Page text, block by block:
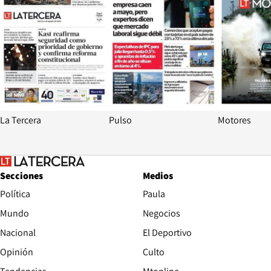
La Tercera Pulso Motores
Secciones
Política
Mundo
Nacional
Opinión
Medios
Paula
Negocios
El Deportivo
Culto